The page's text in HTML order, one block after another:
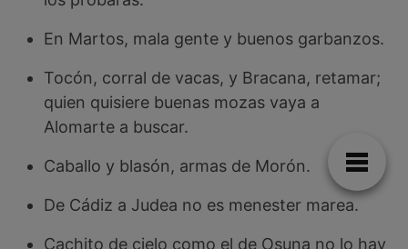
En Martos, mala gente y buenos garbanzos.
Tocón, corral de vacas, y Bracana, retamar;
quien quisiere buenas mozas vaya a
Alomarte a buscar.
Caballo y blasón, armas de Morón.
De Cádiz a Judea no es menester marea.
Cachito de cielo como el de Osuna no lo hay